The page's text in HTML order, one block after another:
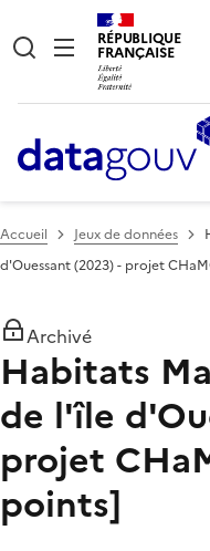
RÉPUBLIQUE
FRANÇAISE
Accueil Jeux de données
d'Ouessant (2023) - projet
Archivé
Habitats
de l'île
projet
points]